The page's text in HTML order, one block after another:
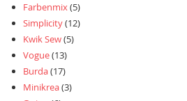
Farbenmix(5)
Simplicity(12)
Kwik Sew(5)
Vogue(13)
Burda(17)
Minikrea(3)